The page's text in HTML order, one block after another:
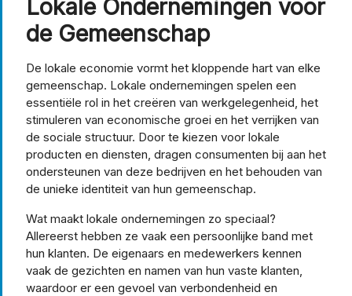
Lokale Ondernemingen voor
de Gemeenschap
De lokale economie vormt het kloppende hart van elke
gemeenschap. Lokale ondernemingen spelen een
essentiële rol in het creëren van werkgelegenheid, het
stimuleren van economische groei en het verrijken van
de sociale structuur. Door te kiezen voor lokale
producten en diensten, dragen consumenten bij aan het
ondersteunen van deze bedrijven en het behouden van
de unieke identiteit van hun gemeenschap.
Wat maakt lokale ondernemingen zo speciaal?
Allereerst hebben ze vaak een persoonlijke band met
hun klanten. De eigenaars en medewerkers kennen
vaak de gezichten en namen van hun vaste klanten,
waardoor er een gevoel van verbondenheid en